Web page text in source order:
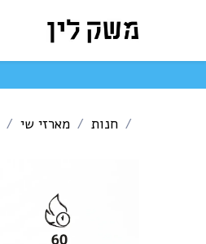
חנות מארזי שי